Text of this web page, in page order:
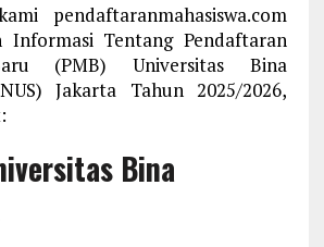
pendaftaranmahasiswa.com
Informasi Tentang Pendaftaran
(PMB) Universitas Bina
Jakarta Tahun 2025/2026,
Bina